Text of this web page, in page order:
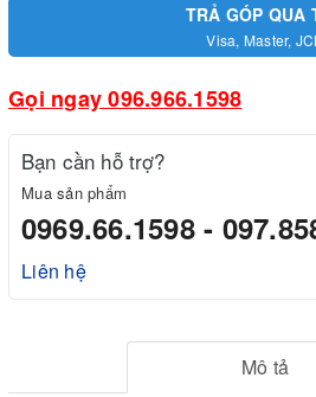
TRẢ GÓP QUA
Visa, Master,
Gọi ngay 096.966.1598
Bạn cần hỗ trợ?
Mua sản phẩm
0969.66.1598 -
Liên hệ
Mô tả